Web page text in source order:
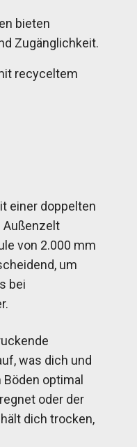
bieten
Zugänglichkeit.
recyceltem
einer doppelten
Außenzelt
von 2.000 mm
um
bei
was dich und
optimal
oder der
dich trocken,